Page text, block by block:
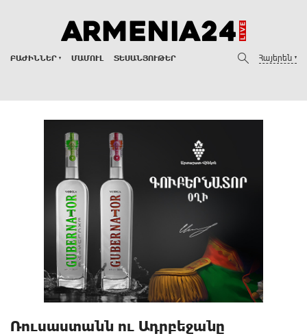
ԲԱԺԻՆՆԵՐ ՄԱՄՈՒԼ ՏԵՍԱՆՅՈՒԹԵՐ Հայերեն
Ռուսաստանն ու Ադրբեջանը